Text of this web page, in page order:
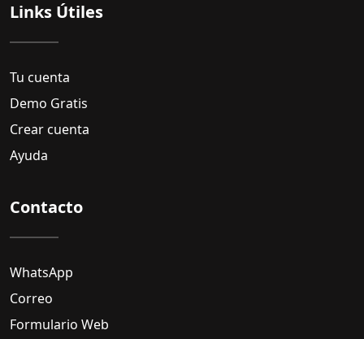
Links Útiles
Tu cuenta
Demo Gratis
Crear cuenta
Ayuda
Contacto
WhatsApp
Correo
Formulario Web